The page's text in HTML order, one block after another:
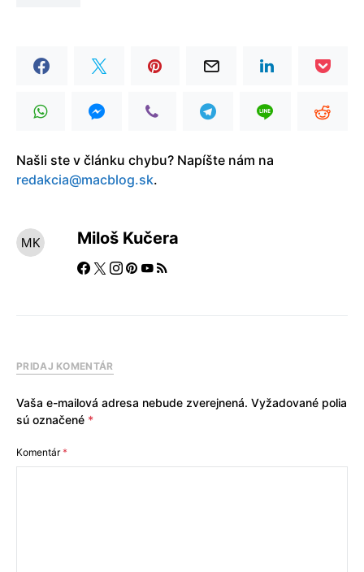
Našli ste v článku chybu? Napíšte nám na
redakcia@macblog.sk.
Miloš Kučera
PRIDAJ KOMENTÁR
Vaša e-mailová adresa nebude zverejnená. Vyžadované polia
sú označené *
Komentár*